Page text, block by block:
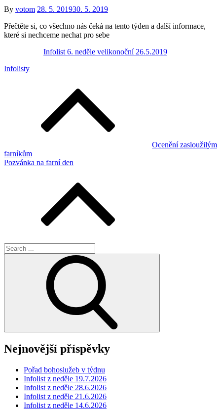
By votomPosted
28. 5. 201930. 5. 2019
Přečtěte si, co všechno nás čeká na tento týden a další informace,
které si nechceme nechat pro sebe
Infolist 6. neděle velikonoční 26.5.2019
Infolisty
Ocenění zasloužilým
farníkům
Pozvánka na farní den
Search
for:
Nejnovější příspěvky
Pořad bohoslužeb v týdnu
Infolist z neděle 19.7.2026
Infolist z neděle 28.6.2026
Infolist z neděle 21.6.2026
Infolist z neděle 14.6.2026